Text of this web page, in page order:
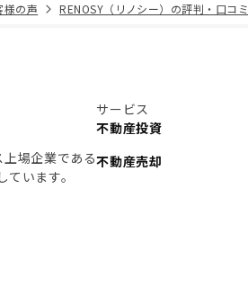
様の声 RENOSY（リノシー）の評判・口コミ
上場企業である
います。
サービス
不動産投資
不動産売却